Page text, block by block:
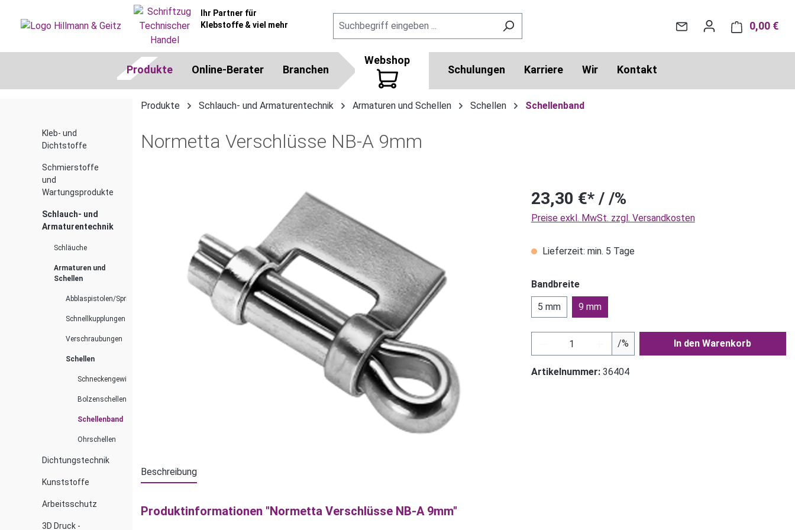
Zur Hauptnavigation springen
Ihr Partner für
Klebstoffe & viel mehr
0,00 €
Produkte Online-Berater Branchen
Webshop
Schulungen Karriere Wir Kontakt
Kleb- und
Dichtstoffe
Schmierstoffe
und
Wartungsprodukte
Schlauch- und
Armaturentechnik
Schläuche
Armaturen und
Schellen
Abblaspistolen/Spritzdüsen
Schnellkupplungen
Verschraubungen
Schellen
Schneckengewindeschellen
Bolzenschellen
Schellenband
Ohrschellen
Dichtungstechnik
Kunststoffe
Arbeitsschutz
3D Druck -
Produkte Schlauch- und Armaturentechnik Armaturen und Schellen Schellen Schellenband
Normetta Verschlüsse NB-A 9mm
23,30 €* / /%
Preise exkl. MwSt. zzgl. Versandkosten
Lieferzeit: min. 5 Tage
Bandbreite
5 mm
9 mm
Produkt Anzahl: Gib den gewünschten
/% In den Warenkorb
Artikelnummer: 36404
Beschreibung
Produktinformationen "Normetta Verschlüsse NB-A 9mm"